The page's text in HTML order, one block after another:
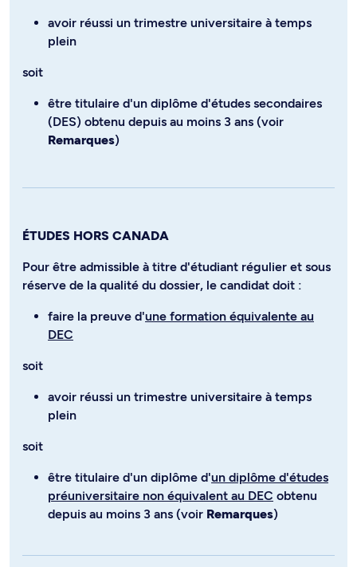
avoir réussi un trimestre universitaire à temps
plein
soit
être titulaire d'un diplôme d'études secondaires
(DES) obtenu depuis au moins 3 ans (voir
Remarques)
ÉTUDES HORS CANADA
Pour être admissible à titre d'étudiant régulier et sous
réserve de la qualité du dossier, le candidat doit :
faire la preuve d'une formation équivalente au
DEC
soit
avoir réussi un trimestre universitaire à temps
plein
soit
être titulaire d'un diplôme d'un diplôme d'études
préuniversitaire non équivalent au DEC obtenu
depuis au moins 3 ans (voir Remarques)